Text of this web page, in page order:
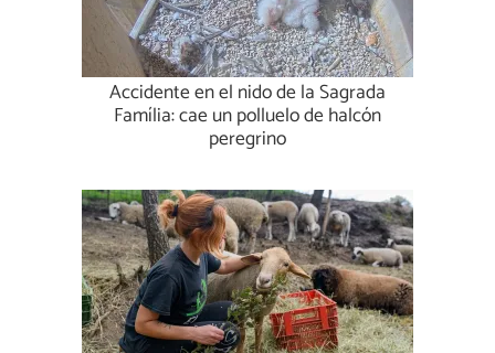
Accidente en el nido de la Sagrada
Família: cae un polluelo de halcón
peregrino